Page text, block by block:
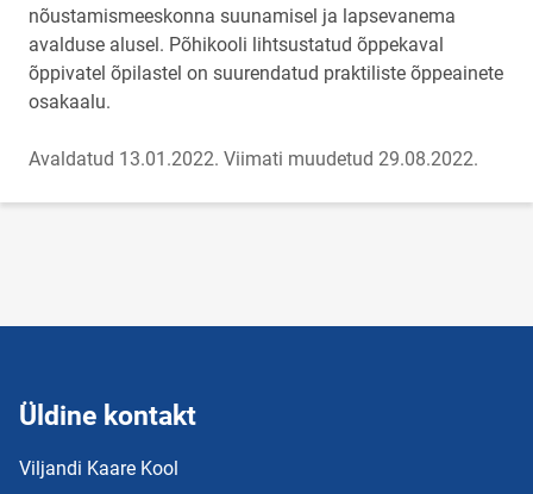
nõustamismeeskonna suunamisel ja lapsevanema
avalduse alusel. Põhikooli lihtsustatud õppekaval
õppivatel õpilastel on suurendatud praktiliste õppeainete
osakaalu.
Avaldatud 13.01.2022. Viimati muudetud 29.08.2022.
Üldine kontakt
Viljandi Kaare Kool